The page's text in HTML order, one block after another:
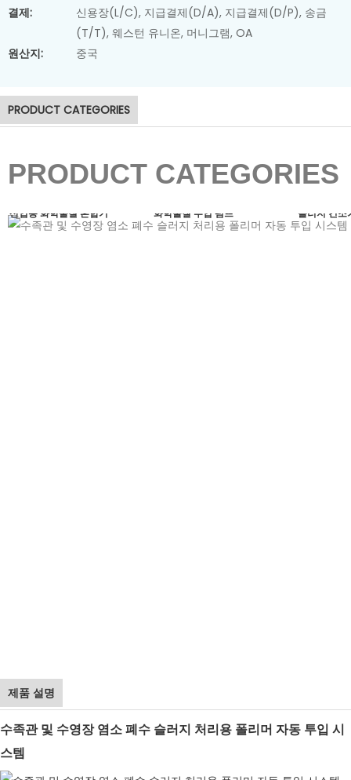
결제:
신용장(L/C), 지급결제(D/A), 지급결제(D/P), 송금
(T/T), 웨스턴 유니온, 머니그램, OA
원산지:
중국
PRODUCT CATEGORIES
PRODUCT CATEGORIES
슬러지 탈수기
산업용 화학물질 혼합기 화학물질 투입 펌프 슬러지 건조
제품 설명
수족관 및 수영장 염소 폐수 슬러지 처리용 폴리머 자동 투입 시
스템